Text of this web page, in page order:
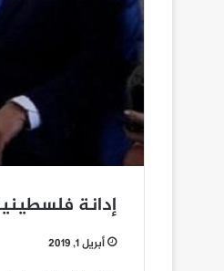
إدانة
أبريل 1, 2019